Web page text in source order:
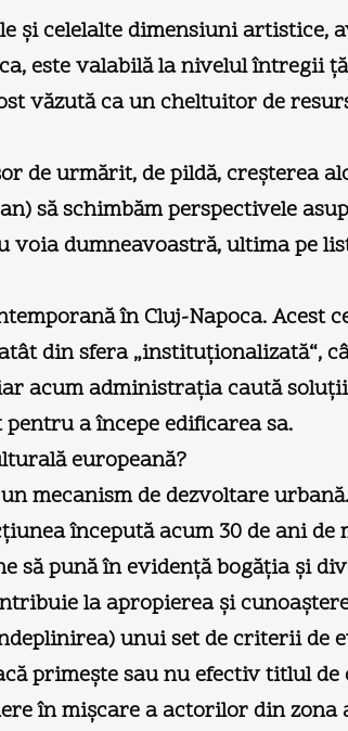
celelalte dimensiuni artistice,
este valabilă la nivelul întregii
văzută ca un cheltuitor de
de urmărit, de pildă, creşterea
să schimbăm perspectivele
dumneavoastră, ultima pe
în Cluj-Napoca.
din sfera „instituţionalizată“,
acum administraţia caută
a începe edificarea sa.
europeană?
mecanism de dezvoltare
începută acum 30 de ani
să pună în evidenţă bogăţia şi
la apropierea şi
unui set de criterii de
primeşte sau nu efectiv titlul
în mişcare a actorilor din